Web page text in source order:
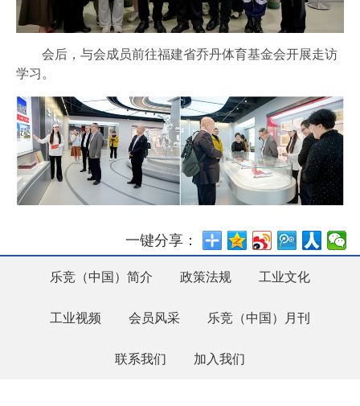
会后，与会成员前往福建省乔丹体育基金会开展走访
学习。
一键分享：
乐竞（中国）简介 政策法规 工业文化
工业视频 会员风采 乐竞（中国）月刊
联系我们 加入我们